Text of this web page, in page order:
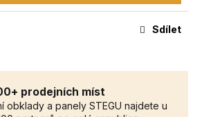
Sdílet
prodejních míst
obklady a panely STEGU najdete u